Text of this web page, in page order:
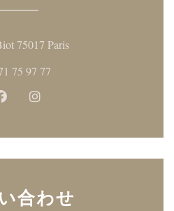
75017 Paris((新しいウィンドウ
75 97 77
Facebook ((新しいウィンドウ
Instagram ((新しいウィ
合わせ